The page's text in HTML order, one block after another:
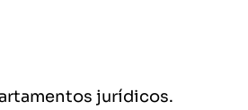
jurídicos.